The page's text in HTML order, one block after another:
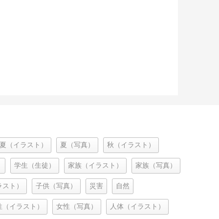
夏（イラスト） 夏（写真） 秋（イラスト）
学生（生徒） 家族（イラスト） 家族（写真）
ト） 子供（写真） 災害 自然
（イラスト） 女性（写真） 人体（イラスト）